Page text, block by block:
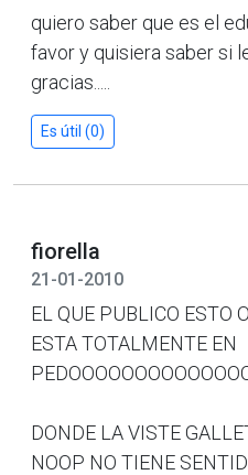
quiero saber que es el
favor y quisiera saber si
gracias.....
Es útil (0)
fiorella
21-01-2010
EL QUE PUBLICO ESTO
ESTA TOTALMENTE EN
DONDE LA VISTE
NOOP NO TIENE